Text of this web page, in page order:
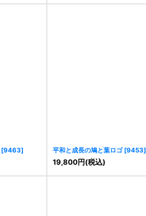
[9463] 平和と成長の鳩と葉ロゴ [9453]
19,800円(税込)